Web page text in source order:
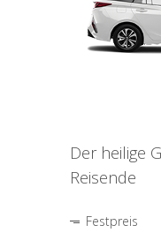
Der heilige
Reisende
Festpreis